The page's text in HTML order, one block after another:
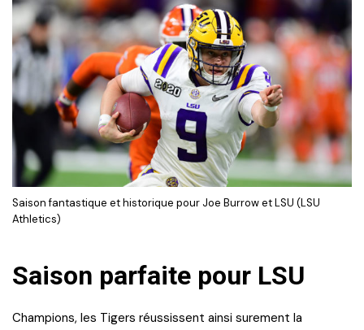
Saison fantastique et historique pour Joe Burrow et LSU (LSU
Athletics)
Saison parfaite pour LSU
Champions, les Tigers réussissent ainsi surement la